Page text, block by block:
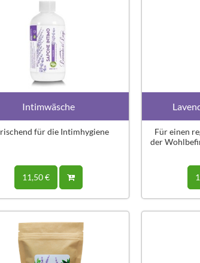
Intimwäsche
für die Intimhygiene
11,50 €
Für einen
der